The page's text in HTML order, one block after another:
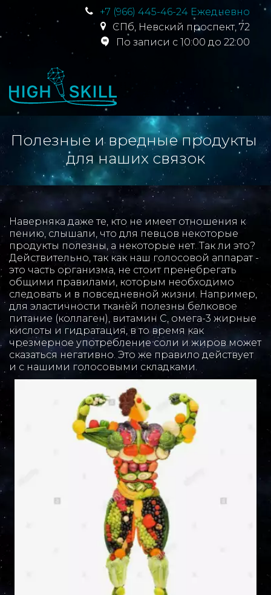
+7 (966) 445-46-24 Ежедневно
СПб, Невский проспект, 72
По записи с 10:00 до 22:00
Полезные и вредные продукты
для наших связок
Наверняка даже те, кто не имеет отношения к
пению, слышали, что для певцов некоторые
продукты полезны, а некоторые нет. Так ли это?
Действительно, так как наш голосовой аппарат -
это часть организма, не стоит пренебрегать
общими правилами, которым необходимо
следовать и в повседневной жизни. Например,
для эластичности тканей полезны белковое
питание (коллаген), витамин C, омега-3 жирные
кислоты и гидратация, в то время как
чрезмерное употребление соли и жиров может
сказаться негативно. Это же правило действует
и с нашими голосовыми складками.